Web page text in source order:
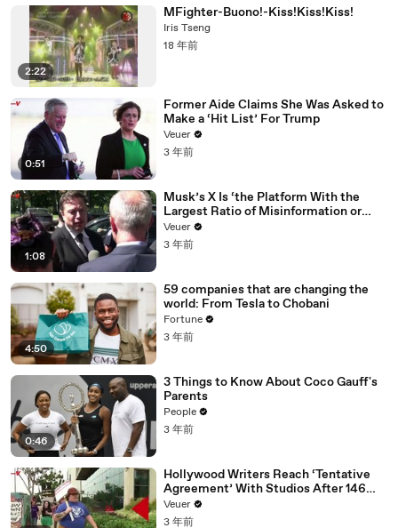
2:22
MFighter-Buono!-Kiss!Kiss!Kiss!
Iris Tseng
18 年前
0:51
Former Aide Claims She Was Asked to
Make a ‘Hit List’ For Trump
Veuer
3 年前
1:08
Musk’s X Is ‘the Platform With the
Largest Ratio of Misinformation or
Disinformation’ Amongst All Social
Media Platforms
Veuer
3 年前
4:50
59 companies that are changing the
world: From Tesla to Chobani
Fortune
3 年前
0:46
3 Things to Know About Coco Gauff's
Parents
People
3 年前
Hollywood Writers Reach ‘Tentative
Agreement’ With Studios After 146
Day Strike
Veuer
3 年前